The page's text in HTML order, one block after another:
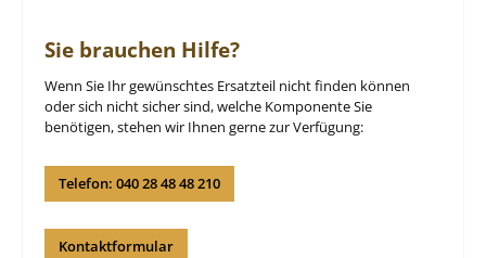
Sie brauchen Hilfe?
Wenn Sie Ihr gewünschtes Ersatzteil nicht finden können
oder sich nicht sicher sind, welche Komponente Sie
benötigen, stehen wir Ihnen gerne zur Verfügung:
Telefon: 040 28 48 48 210
Kontaktformular